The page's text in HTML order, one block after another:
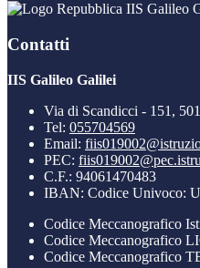
IIS Galileo
Contatti
IIS Galileo Galilei
Via di Scandicci - 151,
Tel: 055704569
Email:
PEC:
C.F.: 94061470483
IBAN: Codice Univoco:
Codice Meccanografico
Codice Meccanografico
Codice Meccanografico